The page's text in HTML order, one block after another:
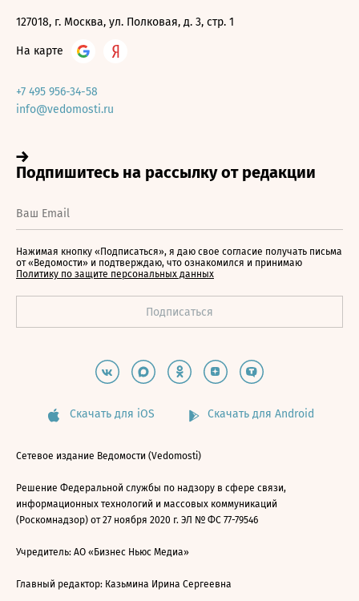
127018, г. Москва, ул. Полковая, д. 3, стр. 1
На карте
+7 495 956-34-58
info@vedomosti.ru
Нажимая кнопку «Подписаться», я даю свое согласие получать письма
от «Ведомости» и подтверждаю, что ознакомился и принимаю
Политику по защите персональных данных
Скачать для iOS Скачать для Android
Сетевое издание Ведомости (Vedomosti)
Решение Федеральной службы по надзору в сфере связи,
информационных технологий и массовых коммуникаций
(Роскомнадзор) от 27 ноября 2020 г. ЭЛ № ФС 77-79546
Учредитель: АО «Бизнес Ньюс Медиа»
Главный редактор: Казьмина Ирина Сергеевна